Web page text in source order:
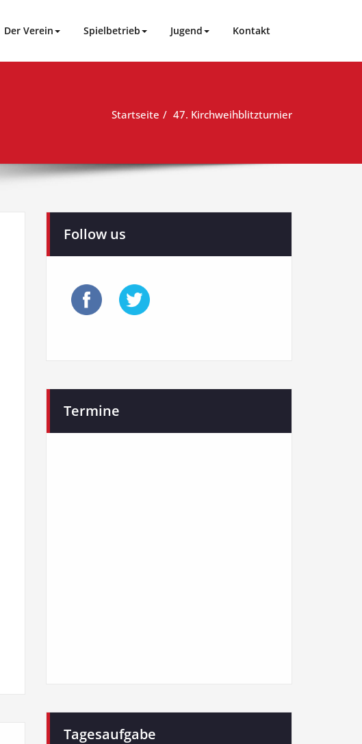
Der Verein Spielbetrieb Jugend Kontakt
Startseite 47. Kirchweihblitzturnier
Follow us
Termine
Tagesaufgabe